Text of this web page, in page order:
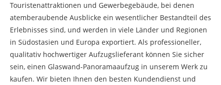
Touristenattraktionen und Gewerbegebäude, bei denen
atemberaubende Ausblicke ein wesentlicher Bestandteil des
Erlebnisses sind, und werden in viele Länder und Regionen
in Südostasien und Europa exportiert. Als professioneller,
qualitativ hochwertiger Aufzugslieferant können Sie sicher
sein, einen Glaswand-Panoramaaufzug in unserem Werk zu
kaufen. Wir bieten Ihnen den besten Kundendienst und